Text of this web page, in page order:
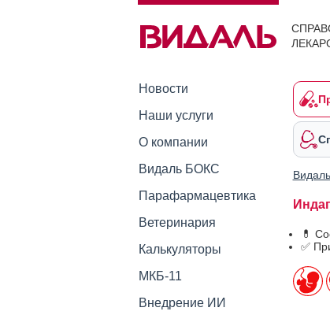
Новости
Наши услуги
О компании
Видаль БОКС
Парафармацевтика
Ветеринария
Калькуляторы
МКБ-11
Внедрение ИИ
Видаль
💊
✅